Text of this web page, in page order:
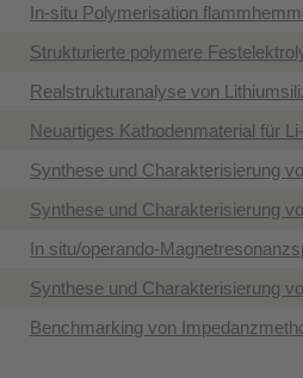
In-situ Polymerisation
Strukturierte polymere
Realstrukturanalyse von
Neuartiges Kathodenmaterial für
Synthese und Charakterisierung
Synthese und Charakterisierung
In situ/operando-
Synthese und Charakterisierung
Benchmarking von